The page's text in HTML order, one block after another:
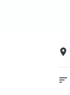
place
sort